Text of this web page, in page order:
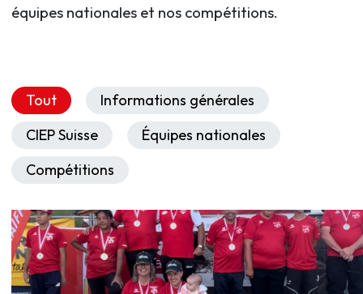
équipes nationales et nos compétitions.
Tout
Informations générales
CIEP Suisse
Équipes nationales
Compétitions